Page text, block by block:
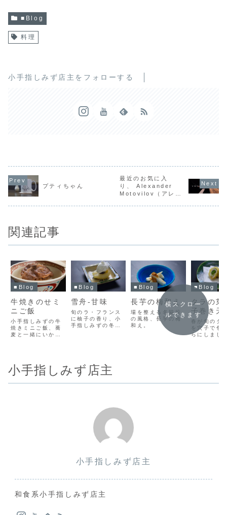
■Blog
料理
小手指しみず店主をフォローする
プティちゃん
最近のお気に入
り、 Alexander
Motovilov（アレク
関連記事
■Blog
牛焼きのせミ
ニご飯
小手指しみずの牛
焼きミニご飯、蕎
麦と一緒にいかが
■Blog
雪舟-甘味
旬のラ・フランス
に柚子の香り、小
手指しみずの冬の
■Blog
長芋の梅和え
場を整える名脇役
の風格、長芋の梅
和え。
■Blog
タラの芽
子巻き天
春が旬のタ
を穴子で包
らにしまし
横スクロー
ルできます
小手指しみず店主
小手指しみず店主
和食系小手指しみず店主